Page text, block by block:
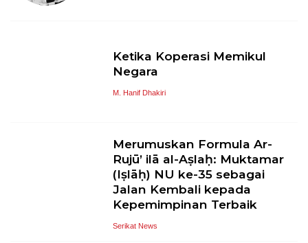
Ketika Koperasi Memikul
Negara
M. Hanif Dhakiri
Merumuskan Formula Ar-
Rujū’ ilā al-Aṣlaḥ: Muktamar
(Iṣlāḥ) NU ke-35 sebagai
Jalan Kembali kepada
Kepemimpinan Terbaik
Serikat News